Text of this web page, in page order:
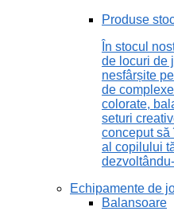
Produse
În stocul
de locuri de
nesfârșite
de
colorate,
seturi
conceput să
al copilului
Echipamente de
Balansoare